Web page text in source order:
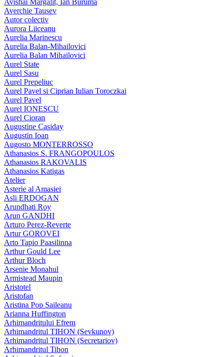
Averchie Tausev
Autor colectiv
Aurora Liiceanu
Aurelia Marinescu
Aurelia Balan-Mihailovici
Aurelia Balan Mihailovici
Aurel State
Aurel Sasu
Aurel Prepeliuc
Aurel Pavel si Ciprian Iulian Toroczkai
Aurel Pavel
Aurel IONESCU
Aurel Cioran
Augustine Casiday
Augustin Ioan
Augosto MONTERROSSO
Athanasios S. FRANGOPOULOS
Athanasios RAKOVALIS
Athanasios Katigas
Atelier
Asterie al Amasiei
Asli ERDOGAN
Arundhati Roy
Arun GANDHI
Arturo Perez-Reverte
Artur GOROVEI
Arto Tapio Paasilinna
Arthur Gould Lee
Arthur Bloch
Arsenie Monahul
Armistead Maupin
Aristotel
Aristofan
Aristina Pop Saileanu
Arianna Huffington
Arhimandritului Efrem
Arhimandritul TIHON (Sevkunov)
Arhimandritul TIHON (Secretariov)
Arhimandritul Tihon